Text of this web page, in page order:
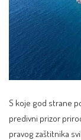
S koje god strane
predivni prizor
pravog zaštitnika